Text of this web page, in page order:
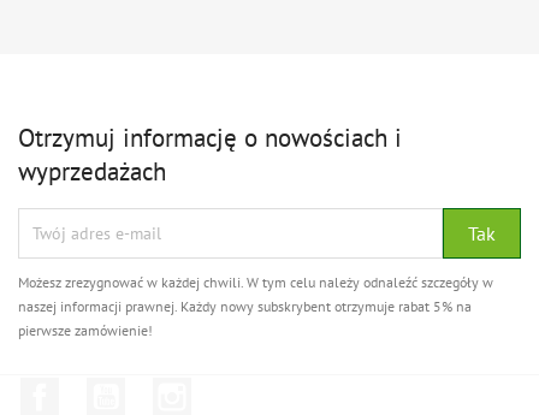
Otrzymuj informację o nowościach i
wyprzedażach
Możesz zrezygnować w każdej chwili. W tym celu należy odnaleźć szczegóły w
naszej informacji prawnej. Każdy nowy subskrybent otrzymuje rabat 5% na
pierwsze zamówienie!